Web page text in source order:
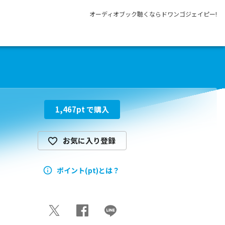
オーディオブック聴くならドワンゴジェイピー!
1,467pt で購入
お気に入り登録
ポイント(pt)とは？